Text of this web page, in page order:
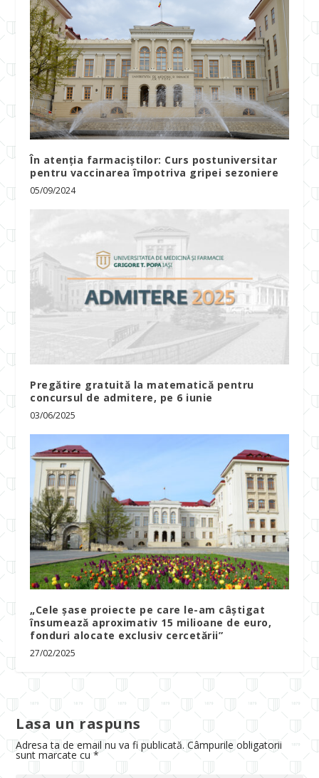
În atenția farmaciștilor: Curs postuniversitar
pentru vaccinarea împotriva gripei sezoniere
05/09/2024
Pregătire gratuită la matematică pentru
concursul de admitere, pe 6 iunie
03/06/2025
„Cele șase proiecte pe care le-am câștigat
însumează aproximativ 15 milioane de euro,
fonduri alocate exclusiv cercetării”
27/02/2025
Lasa un raspuns
Adresa ta de email nu va fi publicată. Câmpurile obligatorii
sunt marcate cu*